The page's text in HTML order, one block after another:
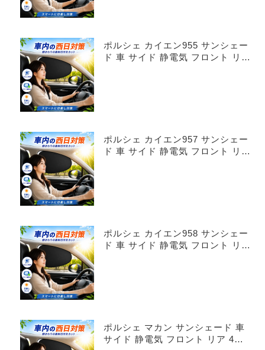
ポルシェ カイエン955 サンシェー
ド 車 サイド 静電気 フロント リア
ポルシェ カイエン957 サンシェー
ド 車 サイド 静電気 フロント リア
ポルシェ カイエン958 サンシェー
ド 車 サイド 静電気 フロント リア
ポルシェ マカン サンシェード 車
サイド 静電気 フロント リア 4枚